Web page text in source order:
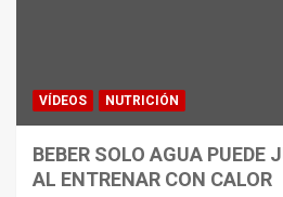
VÍDEOS NUTRICIÓN
BEBER SOLO AGUA PUEDE
AL ENTRENAR CON CALOR